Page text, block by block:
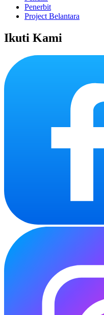
Penerbit
Project Belantara
Ikuti Kami